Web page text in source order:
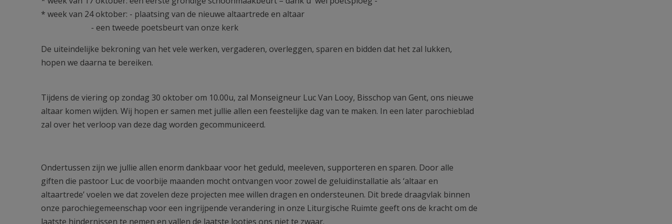
* week van 24 oktober: - plaatsing van de nieuwe altaartrede en altaar
- een tweede poetsbeurt van onze kerk
De uiteindelijke bekroning van het vele werken, vergaderen, overleggen, sparen en bidden dat het zal lukken,
hopen we daarna te bereiken.
Tijdens de viering op zondag 30 oktober om 10.00u, zal Monseigneur Luc Van Looy, Bisschop van Gent, ons nieuwe
altaar komen wijden. Wij hopen er samen met jullie allen een feestelijke dag van te maken. In een later parochieblad
zal over het verloop van deze dag worden gecommuniceerd.
Ondertussen zijn we jullie allen enorm dankbaar voor het geduld, meeleven, supporteren en sparen. Door alle
giften die pastoor Luc de voorbije maanden mocht ontvangen voor zowel de geluidinstallatie als ‘altaar en
altaartrede’ voelen we dat zovelen deze projecten mee willen dragen en ondersteunen. Dit brede draagvlak binnen
onze parochiegemeenschap voor een ingrijpende verandering in onze Liturgische Ruimte geeft ons de kracht om de
laatste hindernissen te nemen en vallen de laatste lootjes ons niet te zwaar.